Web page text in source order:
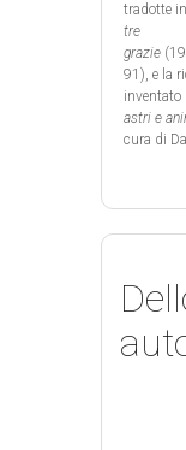
tradotte
tre
grazie
91), e la
inventato
astri e
cura di